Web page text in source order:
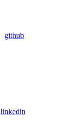
github
linkedin